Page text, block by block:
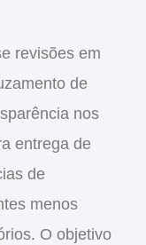
revisões em
de
nos
entrega de
de
menos
O objetivo